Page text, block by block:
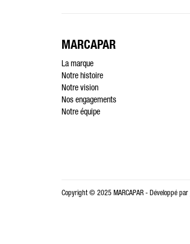
MARCAPAR
La marque
Notre histoire
Notre vision
Nos engagements
Notre équipe
Copyright © 2025 MARCAPAR - Développé par